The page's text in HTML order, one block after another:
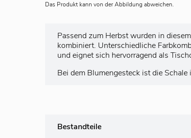
Das Produkt kann von der Abbildung abweichen.
Passend zum Herbst wurden in
kombiniert. Unterschiedliche
und eignet sich hervorragend als
Bei dem Blumengesteck ist die
Bestandteile